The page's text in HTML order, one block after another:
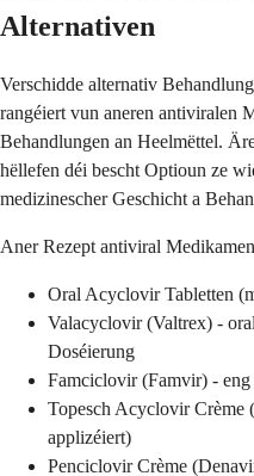
Alternativen
Verschidde alternativ
rangéiert vun aneren antiviralen
Behandlungen an Heelmëttel.
hëllefen déi bescht Optioun ze
medizinescher Geschicht a
Aner Rezept antiviral
Oral Acyclovir Tabletten
Valacyclovir (Valtrex) -
Doséierung
Famciclovir (Famvir) -
Topesch Acyclovir Crème
applizéiert)
Penciclovir Crème